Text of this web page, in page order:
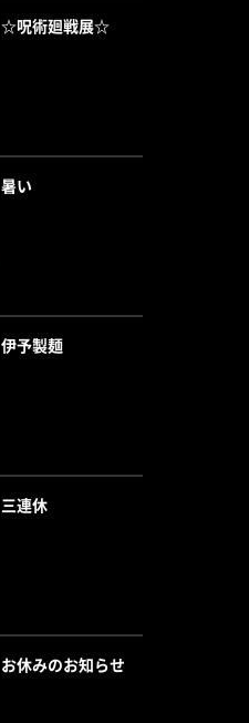
☆呪術廻戦展☆
暑い
伊予製麺
三連休
お休みのお知らせ